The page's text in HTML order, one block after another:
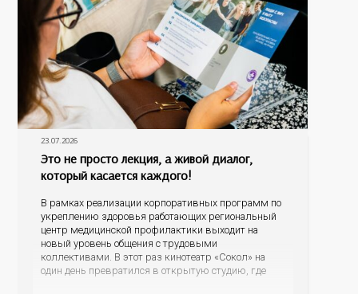
23.07.2026
Это не просто лекция, а живой диалог,
который касается каждого!
В рамках реализации корпоративных программ по
укреплению здоровья работающих региональный
центр медицинской профилактики выходит на
новый уровень общения с трудовыми
коллективами. В этот раз кинотеатр «Сокол» на
один день превратился в открытую студию, где